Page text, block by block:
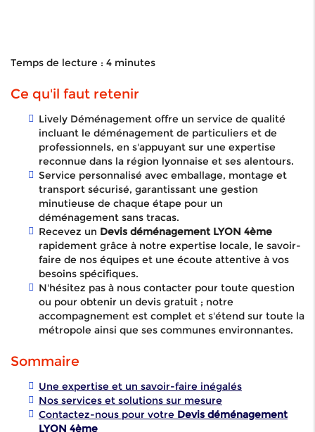
Temps de lecture : 4 minutes
Ce qu'il faut retenir
Lively Déménagement offre un service de qualité
incluant le déménagement de particuliers et de
professionnels, en s'appuyant sur une expertise
reconnue dans la région lyonnaise et ses alentours.
Service personnalisé avec emballage, montage et
transport sécurisé, garantissant une gestion
minutieuse de chaque étape pour un
déménagement sans tracas.
Recevez un Devis déménagement LYON 4ème
rapidement grâce à notre expertise locale, le savoir-
faire de nos équipes et une écoute attentive à vos
besoins spécifiques.
N'hésitez pas à nous contacter pour toute question
ou pour obtenir un devis gratuit ; notre
accompagnement est complet et s'étend sur toute la
métropole ainsi que ses communes environnantes.
Sommaire
Une expertise et un savoir-faire inégalés
Nos services et solutions sur mesure
Contactez-nous pour votre Devis déménagement
LYON 4ème